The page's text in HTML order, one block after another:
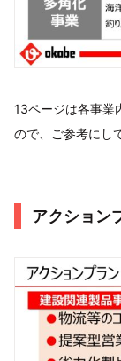
13ページは各事業
ので、ご参考にし
アクション